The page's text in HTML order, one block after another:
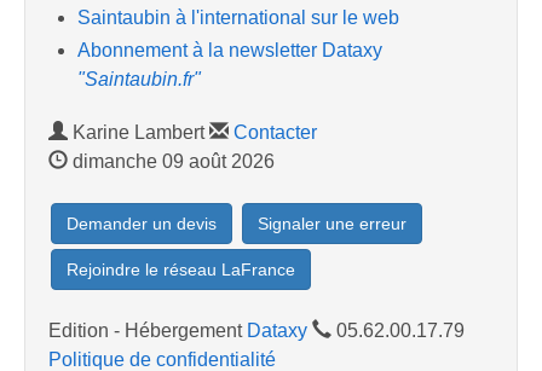
Saintaubin à l'international sur le web
Abonnement à la newsletter Dataxy
"Saintaubin.fr"
Karine Lambert
Contacter
dimanche 09 août 2026
Demander un devis Signaler une erreur
Rejoindre le réseau LaFrance
Edition - Hébergement Dataxy
05.62.00.17.79
Politique de confidentialité